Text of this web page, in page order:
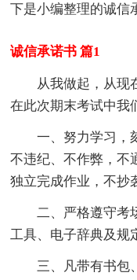
下是小编整理的诚信
诚信承诺书 篇1
从我做起，从现
在此次期末考试中我
一、努力学习，
不违纪、不作弊，不
独立完成作业，不抄
二、严格遵守考
工具、电子辞典及规
三、凡带有书包